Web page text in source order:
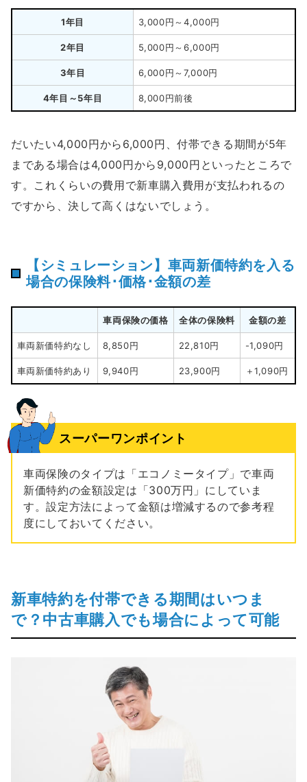
1年目 3,000円～4,000円
2年目 5,000円～6,000円
3年目 6,000円～7,000円
4年目～5年目 8,000円前後
だいたい4,000円から6,000円、付帯できる期間が5年
まである場合は4,000円から9,000円といったところで
す。これくらいの費用で新車購入費用が支払われるの
ですから、決して高くはないでしょう。
【シミュレーション】車両新価特約を入る
場合の保険料･価格･金額の差
車両保険の価格 全体の保険料 金額の差
車両新価特約なし 8,850円 22,810円 -1,090円
車両新価特約あり 9,940円 23,900円 ＋1,090円
スーパーワンポイント
車両保険のタイプは「エコノミータイプ」で車両
新価特約の金額設定は「300万円」にしていま
す。設定方法によって金額は増減するので参考程
度にしておいてください。
新車特約を付帯できる期間はいつま
で？中古車購入でも場合によって可能